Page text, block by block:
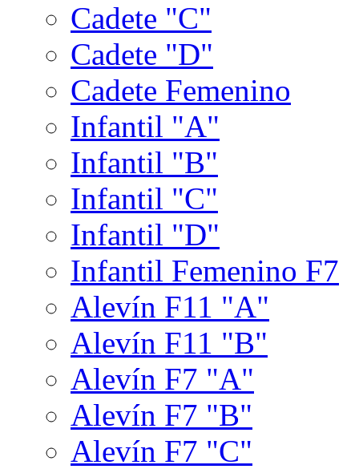
Cadete "C"
Cadete "D"
Cadete Femenino
Infantil "A"
Infantil "B"
Infantil "C"
Infantil "D"
Infantil Femenino F7
Alevín F11 "A"
Alevín F11 "B"
Alevín F7 "A"
Alevín F7 "B"
Alevín F7 "C"